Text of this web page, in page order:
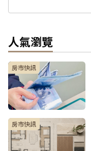
人氣瀏覽
房市快訊
房市快訊